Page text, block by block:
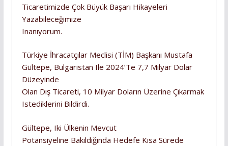
Ticaretimizde Çok Büyük Başarı Hikayeleri
Yazabileceğimize
Inanıyorum.
Türkiye İhracatçılar Meclisi (TİM) Başkanı Mustafa
Gültepe, Bulgaristan Ile 2024’te 7,7 Milyar Dolar
Düzeyinde
Olan Dış Ticareti, 10 Milyar Doların Üzerine Çıkarmak
Istediklerini Bildirdi.
Gültepe, Iki Ülkenin Mevcut
Potansiyeline Bakıldığında Hedefe Kısa Sürede